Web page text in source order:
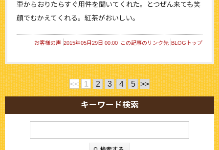
車からおりたらすぐ用件を聞いてくれた。とつぜん来ても笑
顔でむかえてくれる。紅茶がおいしい。
お客様の声 2015年05月29日 00:00 この記事のリンク先 BLOGトップ
<< 1 2 3 4 5 >>
キーワード検索